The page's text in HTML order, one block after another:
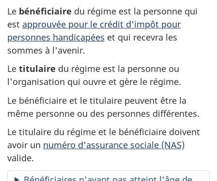
Le bénéficiaire du régime est la personne qui
est approuvée pour le crédit d'impôt pour
personnes handicapées et qui recevra les
sommes à l'avenir.
Le titulaire du régime est la personne ou
l'organisation qui ouvre et gère le régime.
Le bénéficiaire et le titulaire peuvent être la
même personne ou des personnes différentes.
Le titulaire du régime et le bénéficiaire doivent
avoir un numéro d'assurance sociale (NAS)
valide.